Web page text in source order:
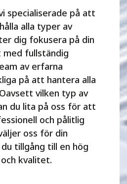
specialiserade på att
alla typer av
dig fokusera på din
med fullständig
av erfarna
på att hantera alla
vilken typ av
du lita på oss för att
och pålitlig
oss för din
tillgång till en hög
kvalitet.